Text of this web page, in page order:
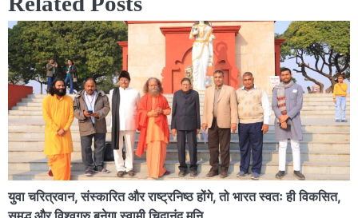
युवा चरित्रवान, संस्कारित और राष्ट्रनिष्ठ होंगे, तो भारत स्वतः ही विकसित,